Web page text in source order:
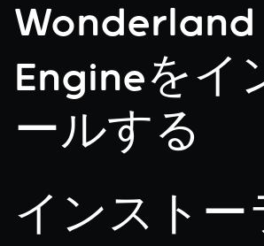
Wonderland
Engineをイ
ールする
インストー
Directory Structure
Plugins
Source Control
CI/CD
WonderlandEngine
COMPONENTS
AnimationComponent
BrokenComponent
Component
Changing Material Properties at
Connect Wonderland Engine to
Create a Texture with Canvas2D
Exporting Models from Blender
Exporting Wonderland Engine Mesh
How to build XR-only Components
Integrate the CrazyGames SDK